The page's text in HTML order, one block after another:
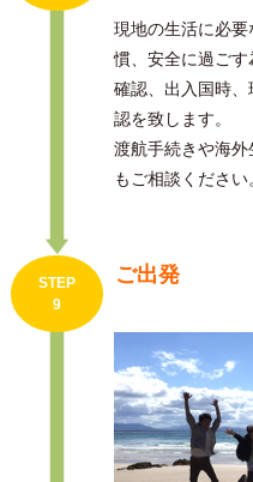
現地の生活に必
慣、安全に過ご
確認、出入国時
認を致します。
渡航手続きや海
もご相談ください
STEP
9
ご出発